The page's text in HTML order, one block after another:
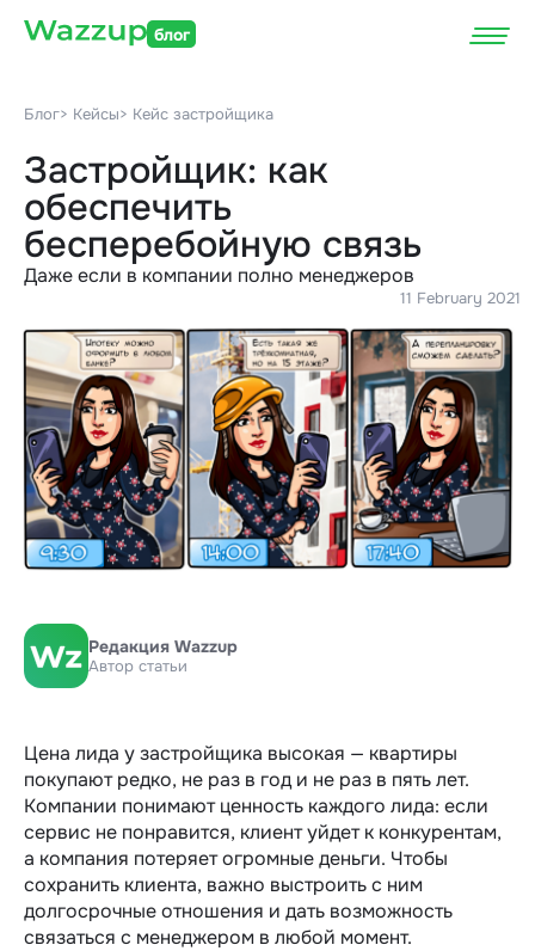
блог
Блог> Кейсы> Кейс застройщика
Застройщик: как
обеспечить
бесперебойную связь
Даже если в компании полно менеджеров
11 February 2021
Редакция Wazzup
Автор статьи
Цена лида у застройщика высокая — квартиры
покупают редко, не раз в год и не раз в пять лет.
Компании понимают ценность каждого лида: если
сервис не понравится, клиент уйдет к конкурентам,
а компания потеряет огромные деньги. Чтобы
сохранить клиента, важно выстроить с ним
долгосрочные отношения и дать возможность
связаться с менеджером в любой момент.